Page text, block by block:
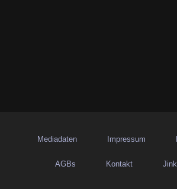
Mediadaten Impressum
AGBs Kontakt